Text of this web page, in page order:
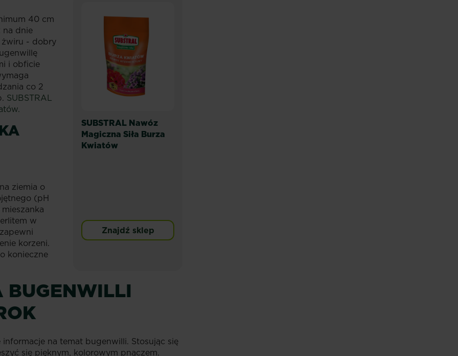
40 cm
na dnie
- dobry
i obficie
co 2
SUBSTRAL
ziemia o
(pH
w
korzeni.
konieczne
SUBSTRAL Nawóz
Magiczna Siła Burza
Kwiatów
Znajdź sklep
BUGENWILLI
na temat bugenwilli. Stosując się
się pięknym, kolorowym pnączem.